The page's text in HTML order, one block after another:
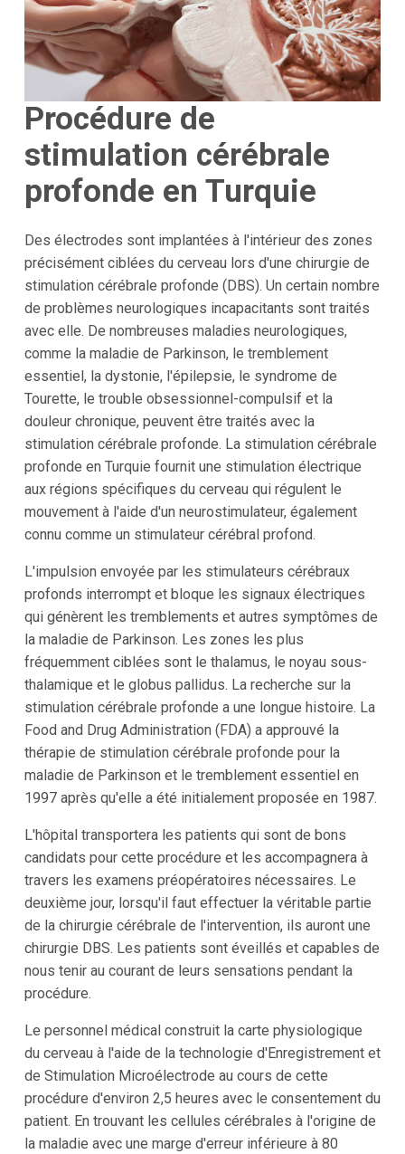
Procédure de
stimulation cérébrale
profonde en Turquie
Des électrodes sont implantées à l'intérieur des zones
précisément ciblées du cerveau lors d'une chirurgie de
stimulation cérébrale profonde (DBS). Un certain nombre
de problèmes neurologiques incapacitants sont traités
avec elle. De nombreuses maladies neurologiques,
comme la maladie de Parkinson, le tremblement
essentiel, la dystonie, l'épilepsie, le syndrome de
Tourette, le trouble obsessionnel-compulsif et la
douleur chronique, peuvent être traités avec la
stimulation cérébrale profonde. La stimulation cérébrale
profonde en Turquie fournit une stimulation électrique
aux régions spécifiques du cerveau qui régulent le
mouvement à l'aide d'un neurostimulateur, également
connu comme un stimulateur cérébral profond.
L'impulsion envoyée par les stimulateurs cérébraux
profonds interrompt et bloque les signaux électriques
qui génèrent les tremblements et autres symptômes de
la maladie de Parkinson. Les zones les plus
fréquemment ciblées sont le thalamus, le noyau sous-
thalamique et le globus pallidus. La recherche sur la
stimulation cérébrale profonde a une longue histoire. La
Food and Drug Administration (FDA) a approuvé la
thérapie de stimulation cérébrale profonde pour la
maladie de Parkinson et le tremblement essentiel en
1997 après qu'elle a été initialement proposée en 1987.
L'hôpital transportera les patients qui sont de bons
candidats pour cette procédure et les accompagnera à
travers les examens préopératoires nécessaires. Le
deuxième jour, lorsqu'il faut effectuer la véritable partie
de la chirurgie cérébrale de l'intervention, ils auront une
chirurgie DBS. Les patients sont éveillés et capables de
nous tenir au courant de leurs sensations pendant la
procédure.
Le personnel médical construit la carte physiologique
du cerveau à l'aide de la technologie d'Enregistrement et
de Stimulation Microélectrode au cours de cette
procédure d'environ 2,5 heures avec le consentement du
patient. En trouvant les cellules cérébrales à l'origine de
la maladie avec une marge d'erreur inférieure à 80